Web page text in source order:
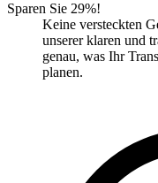
Sparen Sie 29%!
Keine versteckten
unserer klaren und
genau, was Ihr
planen.